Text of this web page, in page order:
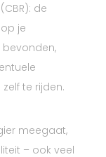
de
je
bevonden,
te rijden.
meegaat,
– ook veel